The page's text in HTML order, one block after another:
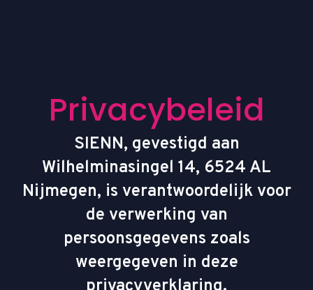
Privacybeleid
SIENN, gevestigd aan
Wilhelminasingel 14, 6524 AL
Nijmegen, is verantwoordelijk voor
de verwerking van
persoonsgegevens zoals
weergegeven in deze